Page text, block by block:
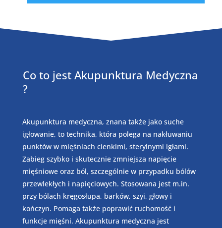
Co to jest Akupunktura Medyczna
?
Akupunktura medyczna, znana także jako suche
igłowanie, to technika, która polega na nakłuwaniu
punktów w mięśniach cienkimi, sterylnymi igłami.
Zabieg szybko i skutecznie zmniejsza napięcie
mięśniowe oraz ból, szczególnie w przypadku bólów
przewlekłych i napięciowych. Stosowana jest m.in.
przy bólach kręgosłupa, barków, szyi, głowy i
kończyn. Pomaga także poprawić ruchomość i
funkcje mięśni. Akupunktura medyczna jest